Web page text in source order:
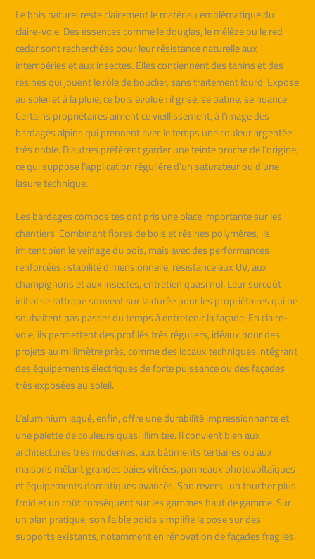
Le bois naturel reste clairement le matériau emblématique du
claire-voie. Des essences comme le douglas, le mélèze ou le red
cedar sont recherchées pour leur résistance naturelle aux
intempéries et aux insectes. Elles contiennent des tanins et des
résines qui jouent le rôle de bouclier, sans traitement lourd. Exposé
au soleil et à la pluie, ce bois évolue : il grise, se patine, se nuance.
Certains propriétaires aiment ce vieillissement, à l’image des
bardages alpins qui prennent avec le temps une couleur argentée
très noble. D’autres préfèrent garder une teinte proche de l’origine,
ce qui suppose l’application régulière d’un saturateur ou d’une
lasure technique.
Les bardages composites ont pris une place importante sur les
chantiers. Combinant fibres de bois et résines polymères, ils
imitent bien le veinage du bois, mais avec des performances
renforcées : stabilité dimensionnelle, résistance aux UV, aux
champignons et aux insectes, entretien quasi nul. Leur surcoût
initial se rattrape souvent sur la durée pour les propriétaires qui ne
souhaitent pas passer du temps à entretenir la façade. En claire-
voie, ils permettent des profilés très réguliers, idéaux pour des
projets au millimètre près, comme des locaux techniques intégrant
des équipements électriques de forte puissance ou des façades
très exposées au soleil.
L’aluminium laqué, enfin, offre une durabilité impressionnante et
une palette de couleurs quasi illimitée. Il convient bien aux
architectures très modernes, aux bâtiments tertiaires ou aux
maisons mêlant grandes baies vitrées, panneaux photovoltaïques
et équipements domotiques avancés. Son revers : un toucher plus
froid et un coût conséquent sur les gammes haut de gamme. Sur
un plan pratique, son faible poids simplifie la pose sur des
supports existants, notamment en rénovation de façades fragiles.